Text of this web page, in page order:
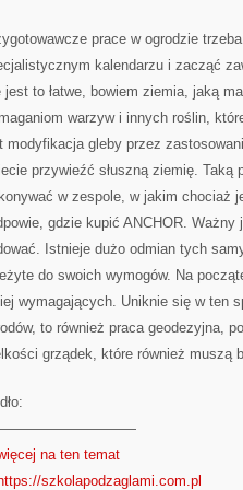
prace w ogrodzie
kalendarzu i zacząć
jest to łatwe, bowiem ziemia, jaką
warzyw i innych roślin,
modyfikacja gleby przez
przywieźć słuszną ziemię. Taką
w zespole, w jakim chociaż
gdzie kupić ANCHOR.
Istnieje dużo odmian tych
do swoich wymogów. Na
wymagających. Uniknie się w ten
to również praca geodezyjna,
grządek, które również muszą
na ten temat
https://szkolapodzaglami.com.pl